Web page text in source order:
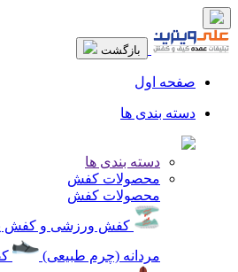
بازگشت
صفحه اول
دسته بندی ها
دسته بندی ها
محصولات کفش
محصولات کفش
کفش ورزشی و کفش
مردانه (چرم طبیعی)